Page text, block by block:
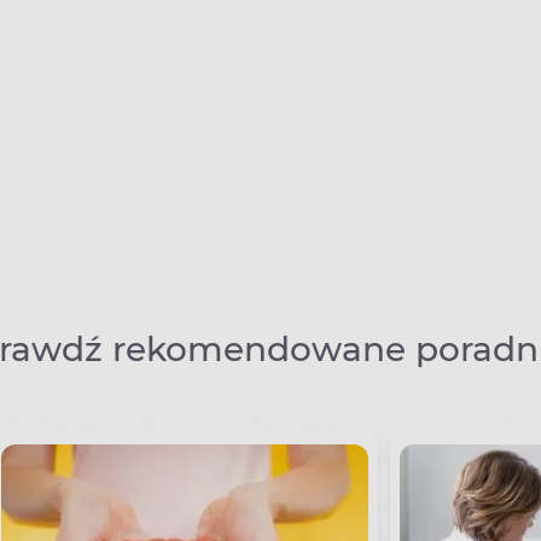
rekomendowane